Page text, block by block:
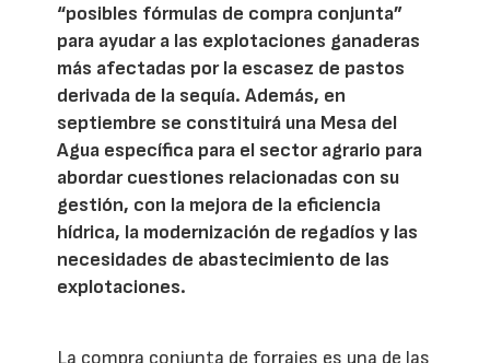
“posibles fórmulas de compra conjunta”
para ayudar a las explotaciones ganaderas
más afectadas por la escasez de pastos
derivada de la sequía. Además, en
septiembre se constituirá una Mesa del
Agua específica para el sector agrario para
abordar cuestiones relacionadas con su
gestión, con la mejora de la eficiencia
hídrica, la modernización de regadíos y las
necesidades de abastecimiento de las
explotaciones.
La compra conjunta de forrajes es una de las